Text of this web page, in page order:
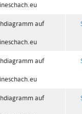
auf
auf
auf